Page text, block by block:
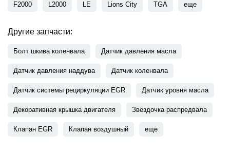
F2000 L2000 LE Lions City TGA еще
Другие запчасти:
Болт шкива коленвала Датчик давления масла
Датчик давления наддува Датчик коленвала
Датчик системы рециркуляции EGR Датчик уровня масла
Декоративная крышка двигателя Звездочка распредвала
Клапан EGR Клапан воздушный еще